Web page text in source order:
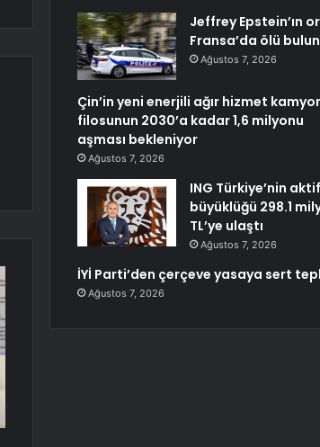
Jeffrey Epstein’ın
Fransa’da ölü
Ağustos 7, 2026
Çin’in yeni enerjili ağır hizmet
filosunun 2030’a kadar 1,6 milyonu
aşması bekleniyor
Ağustos 7, 2026
ING Türkiye’nin aktif
büyüklüğü 298.1
TL’ye ulaştı
Ağustos 7, 2026
İYİ Parti’den çerçeve yasaya sert
Ağustos 7, 2026